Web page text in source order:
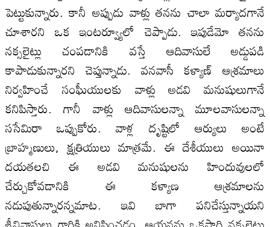
పెట్టుకున్నారు. కానీ అప్పుడు వాళ్లు తనను చాలా మర్యాదగానే
చూశారని ఒక ఇంటర్వ్యూలో చెప్పాడు. ఇపుడేమో తనను
నక్సలైట్లు చంపడానికి వస్తే ఆదివాసులే అడ్డుపడి
కాపాడుకున్నారని చెప్తున్నాడు. వనవాసీ కళ్యాణ్ ఆశ్రమాలు
నిర్వహించే సంఫీుయులకు వాళ్లు అడవి మనుషులుగానే
కనిపిస్తారు. గానీ వాళ్లు ఆదివాసులన్నా మూలవాసులన్నా
ససేమిరా ఒప్పుకోరు. వాళ్ల దృష్టిలో ఆర్యులు అంటే
బ్రాహ్మణులు, క్షత్రియులు మాత్రమే. ఈ దేశీయులు అయినా
దయతలచి ఈ అడవి మనుషులను హిందువులలో
చేర్చుకోవడానికి ఈ కళ్యాణ ఆశ్రమాలను
నడుపుతున్నారన్నమాట. ఇవి బాగా పనిచేస్తున్నాయని